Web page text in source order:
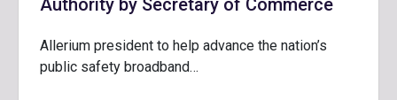
Authority by Secretary of Commerce
Allerium president to help advance the nation’s
public safety broadband…